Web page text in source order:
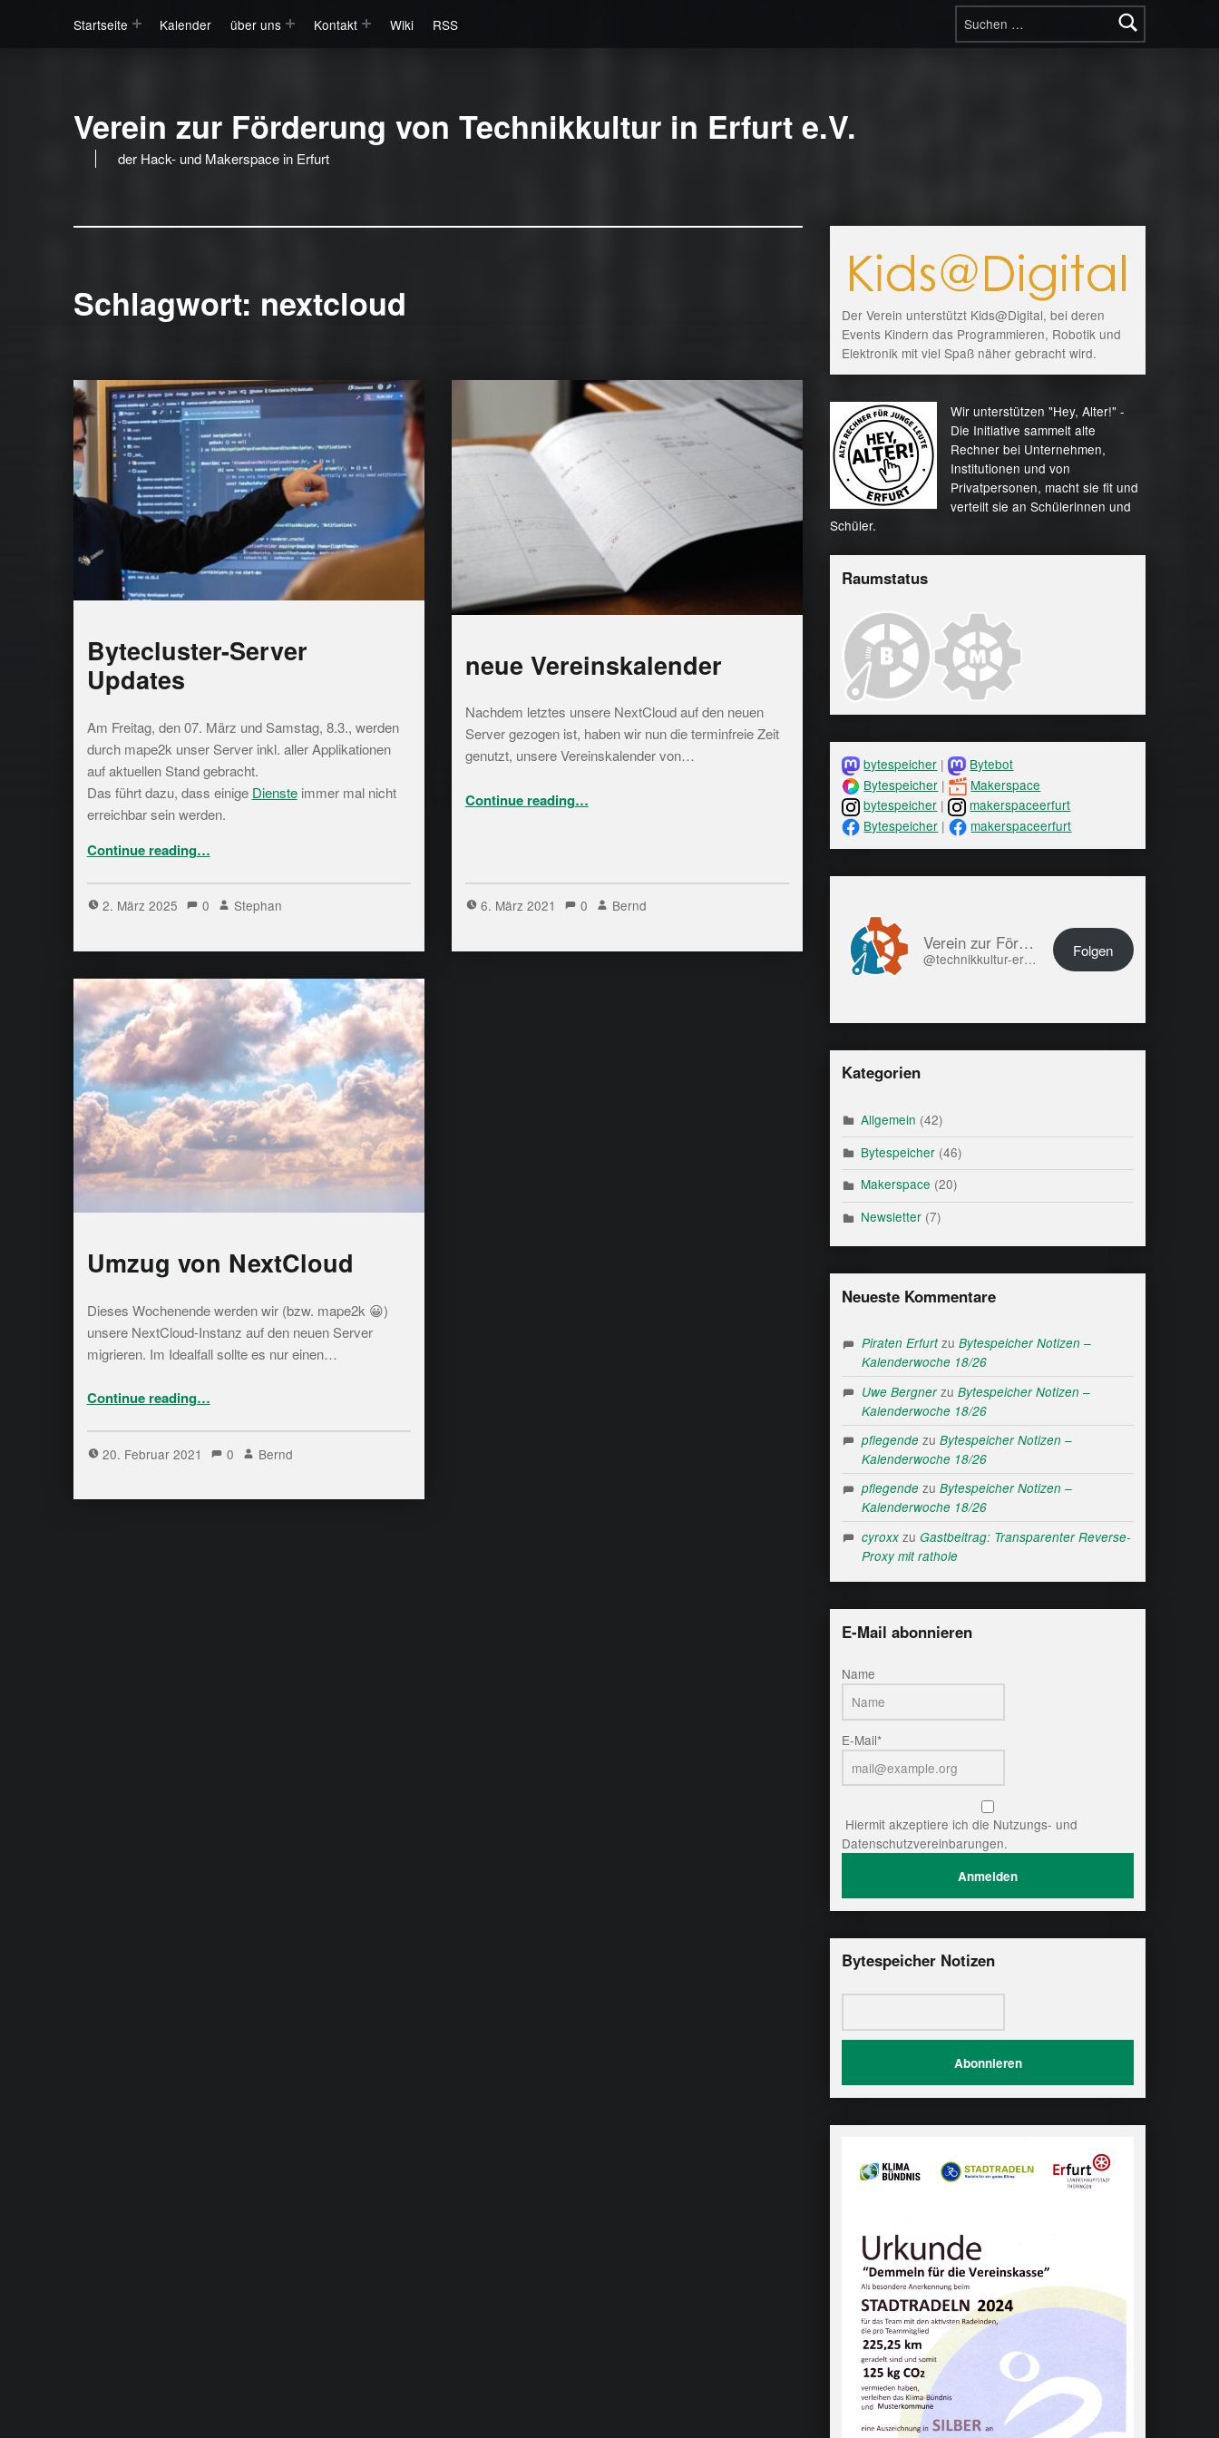
Suchen nach:
Startseite
Kalender über uns Kontakt Wiki RSS
Verein zur Förderung von Technikkultur in Erfurt e.V.
der Hack- und Makerspace in Erfurt
Schlagwort: nextcloud
Bytecluster-Server
Updates
Am Freitag, den 07. März und Samstag, 8.3., werden
durch mape2k unser Server inkl. aller Applikationen
auf aktuellen Stand gebracht.
Das führt dazu, dass einige Diensteimmer mal nicht
erreichbar sein werden.
Continue reading…
2. März 2025 0 Stephan
neue Vereinskalender
Nachdem letztes unsere NextCloud auf den neuen
Server gezogen ist, haben wir nun die terminfreie Zeit
genutzt, unsere Vereinskalender von…
Continue reading…
6. März 2021 0 Bernd
Umzug von NextCloud
Dieses Wochenende werden wir (bzw. mape2k 😀)
unsere NextCloud-Instanz auf den neuen Server
migrieren. Im Idealfall sollte es nur einen…
Continue reading…
20. Februar 2021 0 Bernd
Der Verein unterstützt Kids@Digital, bei deren
Events Kindern das Programmieren, Robotik und
Elektronik mit viel Spaß näher gebracht wird.
Wir unterstützen "Hey, Alter!" -
Die Initiative sammelt alte
Rechner bei Unternehmen,
Institutionen und von
Privatpersonen, macht sie fit und
verteilt sie an Schülerinnen und
Schüler.
Raumstatus
bytespeicher |
Bytebot
Bytespeicher |
Makerspace
bytespeicher |
makerspaceerfurt
Bytespeicher | makerspaceerfurt
Verein zur Förderung von Technikkultur in Erfurt e.V.
@technikkultur-erfurt.de@technikkultur-erfurt.de Folgen
Kategorien
Allgemein (42)
Bytespeicher (46)
Makerspace (20)
Newsletter (7)
Neueste Kommentare
Piraten ErfurtzuBytespeicher Notizen –
Kalenderwoche 18/26
Uwe BergnerzuBytespeicher Notizen –
Kalenderwoche 18/26
pflegende zuBytespeicher Notizen –
Kalenderwoche 18/26
pflegende zuBytespeicher Notizen –
Kalenderwoche 18/26
cyroxx zuGastbeitrag: Transparenter Reverse-
Proxy mit rathole
E-Mail abonnieren
Name
E-Mail*
Hiermit akzeptiere ich die Nutzungs- und
Datenschutzvereinbarungen.
Bytespeicher Notizen